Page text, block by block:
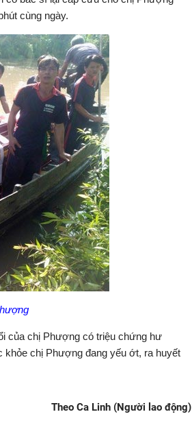
cùng ngày.
của chị Phượng có triệu chứng hư
khỏe chị Phượng đang yếu ớt, ra huyết
Theo Ca Linh (Người lao động)